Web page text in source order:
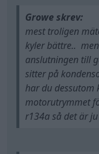
Growe skrev:
mest troligen
kyler bättre..
anslutningen till
sitter på
har du dessutom
motorutrymmet
r134a så det är